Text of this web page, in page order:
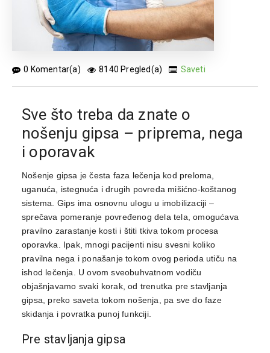
0 Komentar(a) 8140 Pregled(a) Saveti
Sve što treba da znate o
nošenju gipsa – priprema, nega
i oporavak
Nošenje gipsa je česta faza lečenja kod preloma,
uganuća, istegnuća i drugih povreda mišićno-koštanog
sistema. Gips ima osnovnu ulogu u imobilizaciji –
sprečava pomeranje povređenog dela tela, omogućava
pravilno zarastanje kosti i štiti tkiva tokom procesa
oporavka. Ipak, mnogi pacijenti nisu svesni koliko
pravilna nega i ponašanje tokom ovog perioda utiču na
ishod lečenja. U ovom sveobuhvatnom vodiču
objašnjavamo svaki korak, od trenutka pre stavljanja
gipsa, preko saveta tokom nošenja, pa sve do faze
skidanja i povratka punoj funkciji.
Pre stavljanja gipsa